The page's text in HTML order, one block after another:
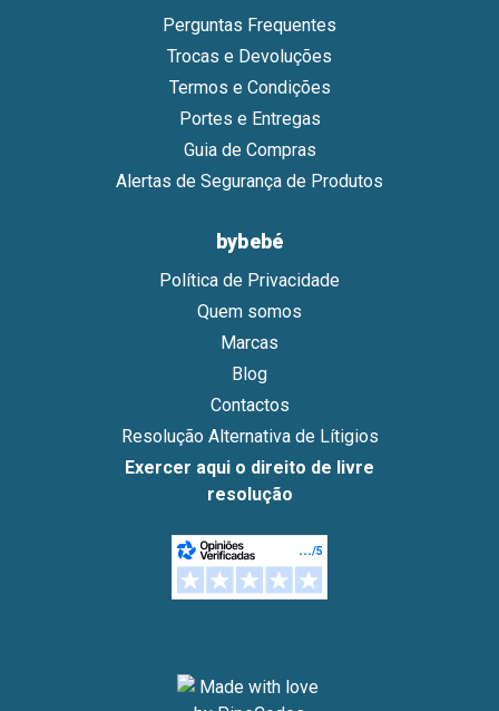
Perguntas Frequentes
Trocas e Devoluções
Termos e Condições
Portes e Entregas
Guia de Compras
Alertas de Segurança de Produtos
bybebé
Política de Privacidade
Quem somos
Marcas
Blog
Contactos
Resolução Alternativa de Lítigios
Exercer aqui o direito de livre
resolução